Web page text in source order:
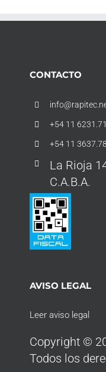
CONTACTO
+54 11
+54 11
La Rioja
C.A.B.A.
AVISO LEGAL
Leer aviso legal
Copyright ©
Todos los